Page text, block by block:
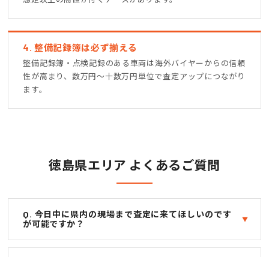
4. 整備記録簿は必ず揃える
整備記録簿・点検記録のある車両は海外バイヤーからの信頼
性が高まり、数万円〜十数万円単位で査定アップにつながり
ます。
徳島県エリア よくあるご質問
Q. 今日中に県内の現場まで査定に来てほしいのです
が可能ですか？